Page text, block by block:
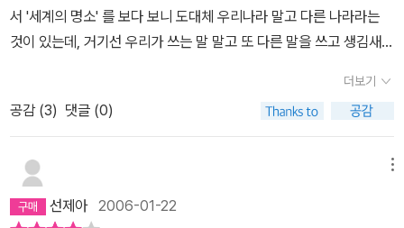
서 '세계의 명소' 를 보다 보니 도대체 우리나라 말고 다른 나라라는
것이 있는데, 거기선 우리가 쓰는 말 말고 또 다른 말을 쓰고 생김새도
계지도 관련 그림책 중 마침 눈에 띄어 구입한 책이다. 초등학생에게
더욱 잘 맞을 듯 싶긴 하지만, 딱히 아이한테 적합할 만한 세계지도책
도 눈에 안 띄고 전체적인 세계 지도와 나라의 설명 정도로 활용하면
될 듯 싶어 구입했다. 세계 각 대륙에 흩어져 있는 각 나라의 유명한
음식이나 장소, 동물, 산업 등이 지형 위에 그려져 아이들이 접근하기
쉽게끔 만들어졌다. 지난 주에 지구본을 하나 구입해 지구본에서 실
더보기
공감 (3) 댓글 (0)
선제아2006-01-22